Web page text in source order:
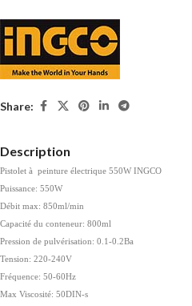
Share:
Description
Pistolet à peinture électrique 550W INGCO
Puissance: 550W
Débit max: 850ml/min
Capacité du conteneur: 800ml
Pression de pulvérisation: 0.1-0.2Ba
Tension: 220-240V
Fréquence: 50-60Hz
Max Viscosité: 50DIN-s